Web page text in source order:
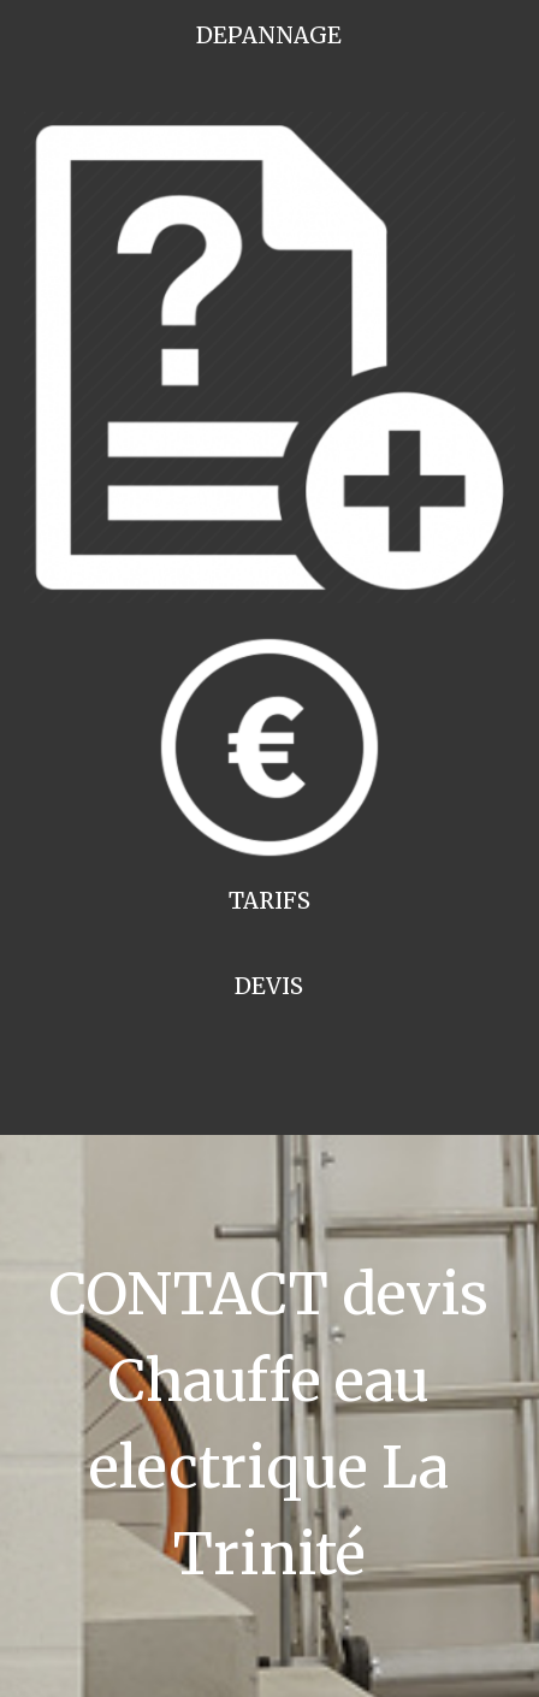
DEPANNAGE
TARIFS
DEVIS
CONTACT devis
Chauffe eau
electrique La
Trinité